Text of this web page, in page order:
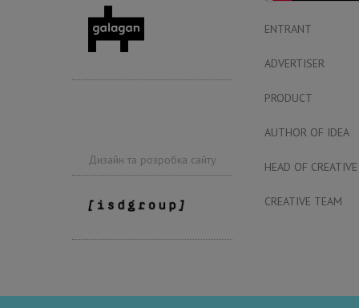
Дизайн та розробка сайту
ENTRANT
ADVERTISER
PRODUCT
AUTHOR OF IDEA
HEAD OF CREATIVE
CREATIVE TEAM